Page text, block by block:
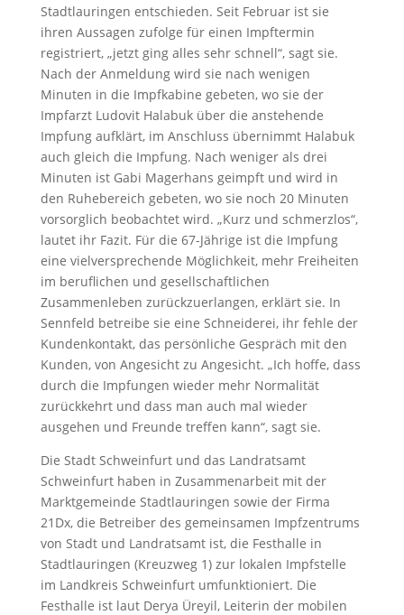
Stadtlauringen entschieden. Seit Februar ist sie
ihren Aussagen zufolge für einen Impftermin
registriert, „jetzt ging alles sehr schnell“, sagt sie.
Nach der Anmeldung wird sie nach wenigen
Minuten in die Impfkabine gebeten, wo sie der
Impfarzt Ludovit Halabuk über die anstehende
Impfung aufklärt, im Anschluss übernimmt Halabuk
auch gleich die Impfung. Nach weniger als drei
Minuten ist Gabi Magerhans geimpft und wird in
den Ruhebereich gebeten, wo sie noch 20 Minuten
vorsorglich beobachtet wird. „Kurz und schmerzlos“,
lautet ihr Fazit. Für die 67-Jährige ist die Impfung
eine vielversprechende Möglichkeit, mehr Freiheiten
im beruflichen und gesellschaftlichen
Zusammenleben zurückzuerlangen, erklärt sie. In
Sennfeld betreibe sie eine Schneiderei, ihr fehle der
Kundenkontakt, das persönliche Gespräch mit den
Kunden, von Angesicht zu Angesicht. „Ich hoffe, dass
durch die Impfungen wieder mehr Normalität
zurückkehrt und dass man auch mal wieder
ausgehen und Freunde treffen kann“, sagt sie.
Die Stadt Schweinfurt und das Landratsamt
Schweinfurt haben in Zusammenarbeit mit der
Marktgemeinde Stadtlauringen sowie der Firma
21Dx, die Betreiber des gemeinsamen Impfzentrums
von Stadt und Landratsamt ist, die Festhalle in
Stadtlauringen (Kreuzweg 1) zur lokalen Impfstelle
im Landkreis Schweinfurt umfunktioniert. Die
Festhalle ist laut Derya Üreyil, Leiterin der mobilen